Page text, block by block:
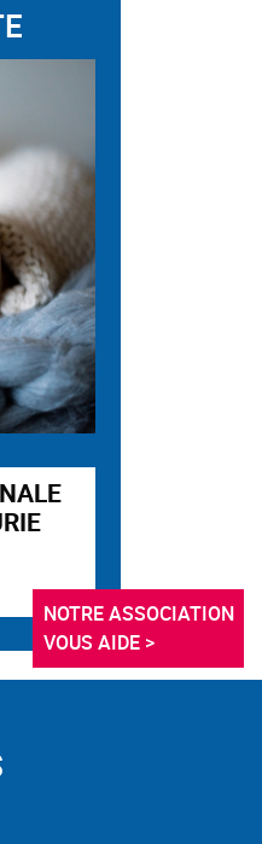
NOTRE ASSOCIATION
VOUS AIDE >